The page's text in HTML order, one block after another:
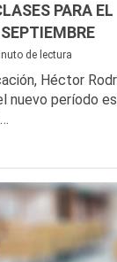
PARA EL
de lectura
Héctor
nuevo período